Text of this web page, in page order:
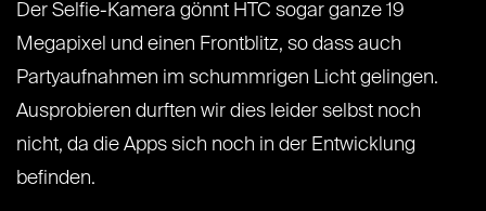
Der Selfie-Kamera gönnt HTC sogar ganze 19
Megapixel und einen Frontblitz, so dass auch
Partyaufnahmen im schummrigen Licht gelingen.
Ausprobieren durften wir dies leider selbst noch
nicht, da die Apps sich noch in der Entwicklung
befinden.